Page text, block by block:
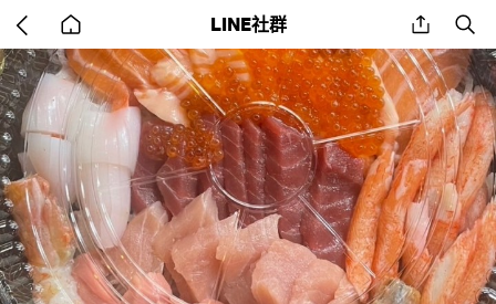
back
to
home
LINE社群 share